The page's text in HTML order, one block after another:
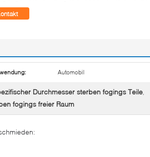
Automobil
Durchmesser sterben fogings Teile,
fogings freier Raum